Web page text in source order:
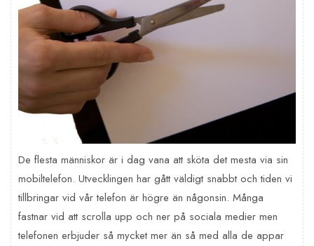
De flesta människor är i dag vana att sköta det mesta via sin
mobiltelefon. Utvecklingen har gått väldigt snabbt och tiden vi
tillbringar vid vår telefon är högre än någonsin. Många
fastnar vid att scrolla upp och ner på sociala medier men
telefonen erbjuder så mycket mer än så med alla de appar